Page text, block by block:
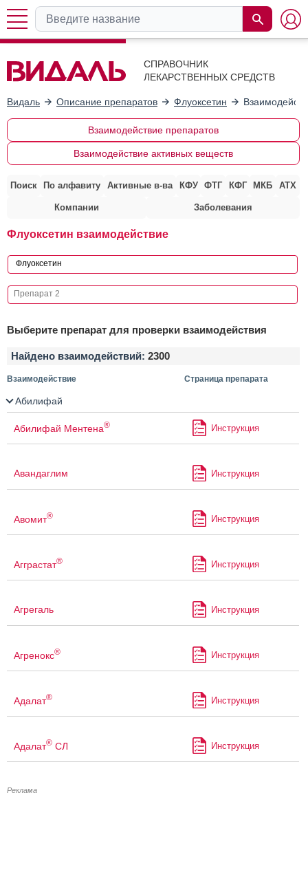
СПРАВОЧНИК
ЛЕКАРСТВЕННЫХ СРЕДСТВ
Видаль Описание препаратов Флуоксетин
Взаимодействие препаратов
Взаимодействие активных веществ
Поиск По алфавиту Активные в-ва КФУ ФТГ КФГ МКБ АТХ
Компании Заболевания
Флуоксетин взаимодействие
Выберите препарат для проверки взаимодействия
Найдено взаимодействий: 2300
Взаимодействие Страница препарата
Абилифай
Абилифай Ментена® Инструкция
Авандаглим Инструкция
Авомит® Инструкция
Агграстат® Инструкция
Агрегаль Инструкция
Агренокс® Инструкция
Адалат® Инструкция
Адалат® СЛ Инструкция
Реклама